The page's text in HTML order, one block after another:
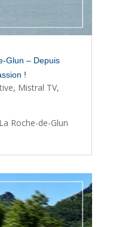
Glun – Depuis
!
, Mistral TV,
Roche-de-Glun